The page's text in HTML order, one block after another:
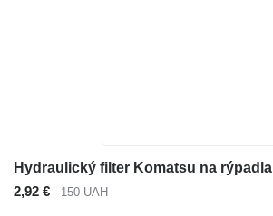
Hydraulický filter Komatsu na rýpadla
2,92 €
150 UAH